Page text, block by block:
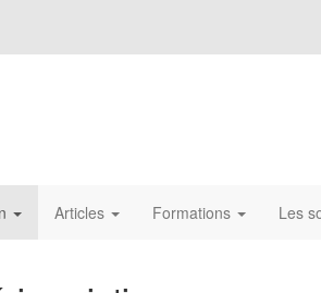
Articles Formations Les